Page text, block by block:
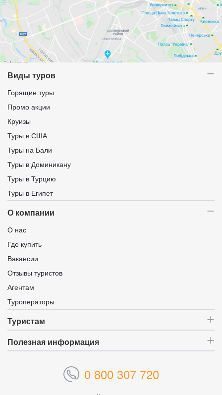
Виды туров
Горящие туры
Промо акции
Круизы
Туры в США
Туры на Бали
Туры в Доминикану
Туры в Турцию
Туры в Египет
О компании
О нас
Где купить
Вакансии
Отзывы туристов
Агентам
Туроператоры
Туристам
Полезная информация
0 800 307 720